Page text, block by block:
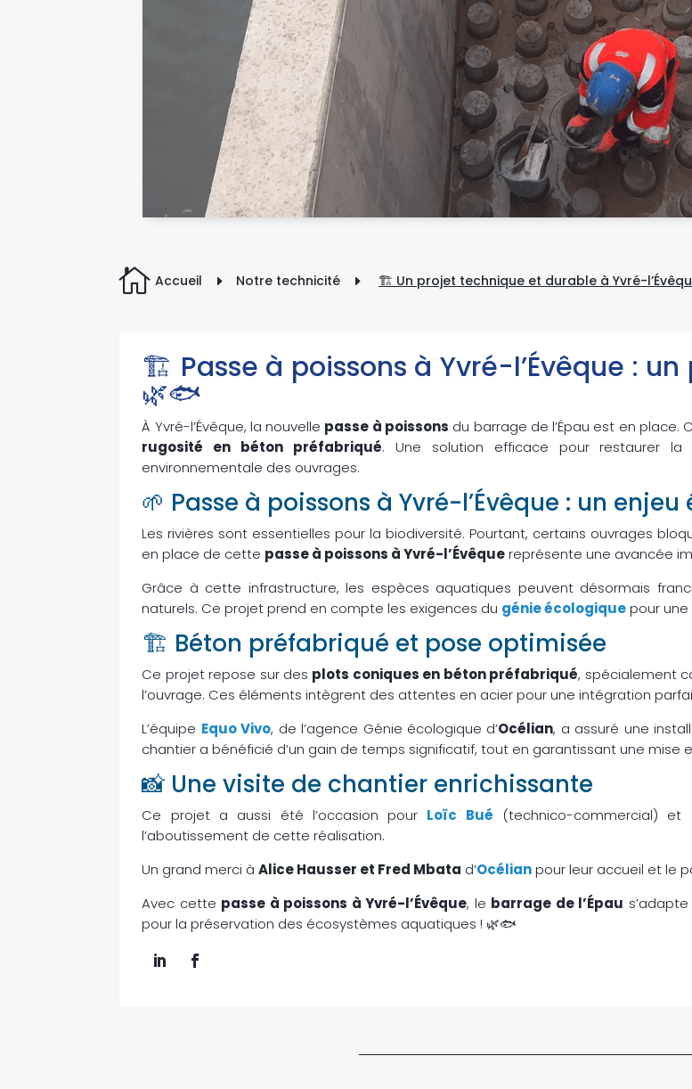
 Accueil E Notre technicité E 🏗 Un projet technique et durable à Yvré-
🏗 Passe à poissons à Yvré-l’Évêque :
🌿🐟
À Yvré-l’Évêque, la nouvelle passe à poissons du barrage de l’Épau est en place.
rugosité en béton préfabriqué. Une solution efficace pour restaurer la
environnementale des ouvrages.
🌱 Passe à poissons à Yvré-l’Évêque : un
Les rivières sont essentielles pour la biodiversité. Pourtant, certains ouvrages
en place de cette passe à poissons à Yvré-l’Évêquereprésente une avancée
Grâce à cette infrastructure, les espèces aquatiques peuvent désormais
naturels. Ce projet prend en compte les exigences du génie écologiquepour
🏗 Béton préfabriqué et pose optimisée
Ce projet repose sur des plots coniques en béton préfabriqué, spécialement
l’ouvrage. Ces éléments intègrent des attentes en acier pour une intégration
L’équipe Equo Vivo, de l’agence Génie écologique d’Océlian, a assuré une
chantier a bénéficié d’un gain de temps significatif, tout en garantissant une mise
📸 Une visite de chantier enrichissante
Ce projet a aussi été l’occasion pour Loïc Bué (technico-commercial) et
l’aboutissement de cette réalisation.
Un grand merci àAlice Hausser et Fred Mbata d’Océlianpour leur accueil et le
Avec cette passe à poissons à Yvré-l’Évêque, le barrage de l’Épau
pour la préservation des écosystèmes aquatiques ! 🌿🐟